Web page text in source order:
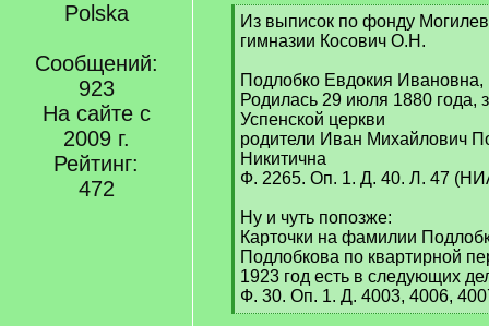
Polska
Сообщений:
923
На сайте с
2009 г.
Рейтинг:
472
[
q
Из выписок по фонду
гимназии Косович О.Н.
Подлобко Евдокия
Родилась 29 июля 1880 года,
Успенской церкви
родители Иван Михайлович
Никитична
Ф. 2265. Оп. 1. Д. 40. Л. 47
Ну и чуть попозже:
Карточки на фамилии
Подлобкова по квартирной
1923 год есть в следующих
Ф. 30. Оп. 1. Д. 4003, 4006,
[